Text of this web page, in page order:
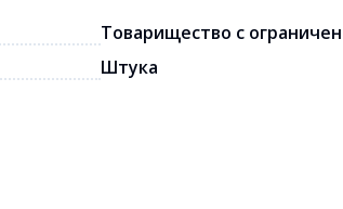
Товарищество с
Штука